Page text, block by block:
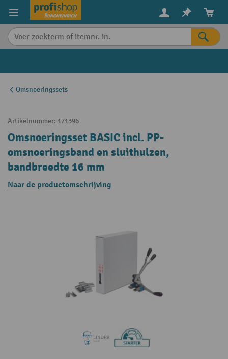
content
Omsnoeringssets
Artikelnummer: 171396
Omsnoeringsset BASIC incl. PP-
omsnoeringsband en sluithulzen,
bandbreedte 16 mm
Naar de productomschrijving